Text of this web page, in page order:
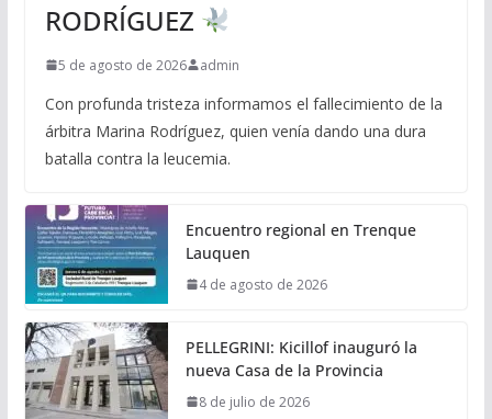
RODRÍGUEZ
5 de agosto de 2026 admin
Con profunda tristeza informamos el fallecimiento de la
árbitra Marina Rodríguez, quien venía dando una dura
batalla contra la leucemia.
Encuentro regional en Trenque
Lauquen
4 de agosto de 2026
PELLEGRINI: Kicillof inauguró la
nueva Casa de la Provincia
8 de julio de 2026